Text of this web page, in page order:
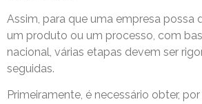
Assim, para que uma empresa possa
um produto ou um processo, com
nacional, várias etapas devem ser
seguidas.
Primeiramente, é necessário obter,